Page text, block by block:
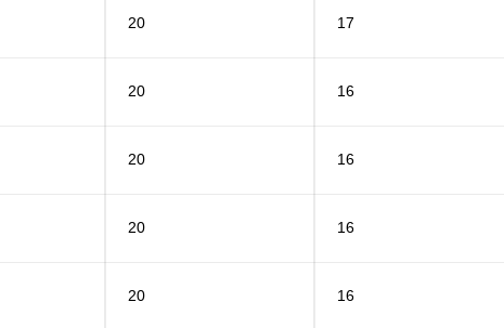
20 17
20 16
20 16
20 16
20 16